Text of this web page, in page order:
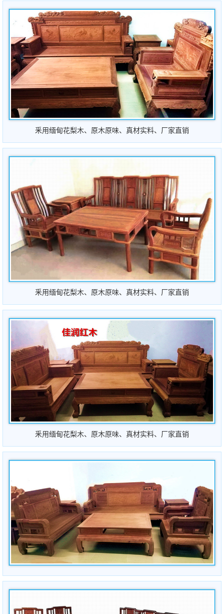
釆用缅甸花梨木、原木原味、 真材实料、厂家直销
釆用缅甸花梨木、原木原味、 真材实料、厂家直销
釆用缅甸花梨木、原木原味、 真材实料、厂家直销